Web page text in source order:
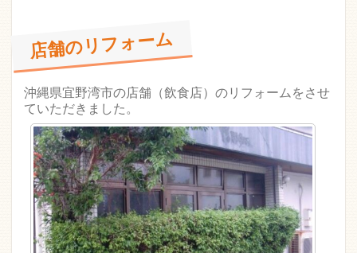
店舗のリフォーム
沖縄県宜野湾市の店舗（飲食店）のリフォームをさせ
ていただきました。